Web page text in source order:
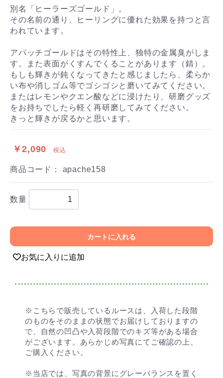
別名「ヒーラーズゴールド」。
その名前の通り、ヒーリングに優れた効果を持つと言
われています。
アパッチゴールドはその特性上、独特の金属臭がしま
す。また表面がくすんでくることがあります（錆）。
もしも輝きが鈍くなってきたと感じましたら、柔らか
い布や消しゴム等でゴシゴシと磨いてみてください。
またはレモンやクエン酸などに浸けたり、研磨グッズ
をお持ちでしたら軽く再研磨してみてください。
きっと輝きが戻るかと思います。
￥2,090 税込
商品コード： apache158
数量
カートに入れる
お気に入りに追加
※こちらで販売しているルースは、入荷した段階
のものをそのままの状態でお届けしておりますの
で、自然の凹凸や入荷段階でのキズ等がある場合
がございます。あらかじめ写真にてご確認の上、
ご購入ください。
※当店では、写真の背景にグレーバランスを置く